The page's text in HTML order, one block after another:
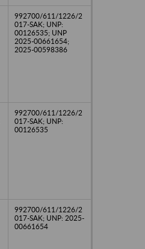
992700/611/1226/2
017-SAK; UNP:
00126535; UNP
2025-00661654;
2025-00598386
992700/611/1226/2
017-SAK; UNP:
00126535
992700/611/1226/2
017-SAK; UNP: 2025-
00661654